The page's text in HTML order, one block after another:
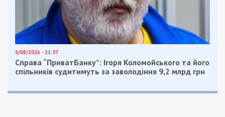
Крім того, у липні 2025 року підозрюваний передав
координати чотирьох блокпостів, розташованих у
Харківській, Київській та Львівській областях, чим
поставив під загрозу життя військовослужбовців та
правоохоронців. За кожну з переданих локацій він
отримував грошову винагороду на електронні гаманці”,
– йдеться у повідомленні Спецпрокуратури у сфері
оборони Східного регіону.
Підозрюваного у держзраді затримано під час